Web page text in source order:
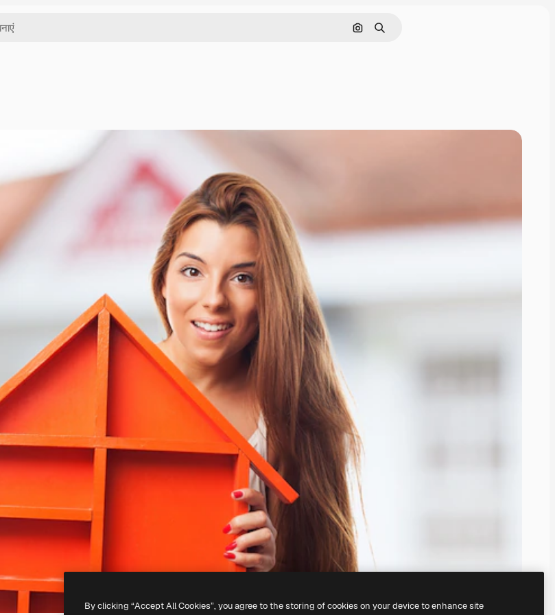
इमेज से खोजें
खोजें
By clicking “Accept All Cookies”, you agree to the storing of cookies on your device to enhance site